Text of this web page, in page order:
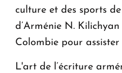
culture et des sports
d’Arménie N.
Colombie pour assister
L'art de l’écriture